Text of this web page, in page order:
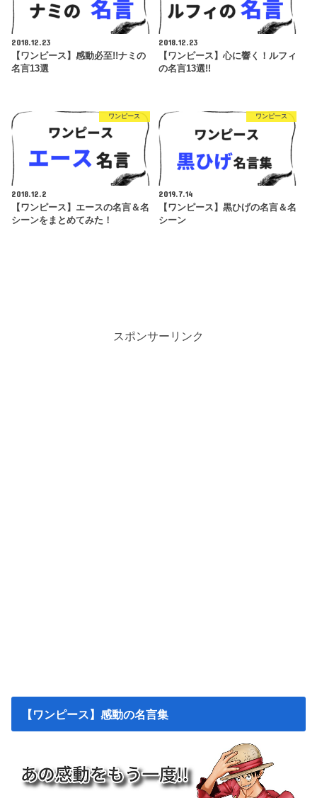
2018.12.23
【ワンピース】感動必至!!ナミの
名言13選
2018.12.23
【ワンピース】心に響く！ルフィ
の名言13選!!
ワンピース
2018.12.2
【ワンピース】エースの名言＆名
シーンをまとめてみた！
ワンピース
2019.7.14
【ワンピース】黒ひげの名言＆名
シーン
スポンサーリンク
【ワンピース】感動の名言集